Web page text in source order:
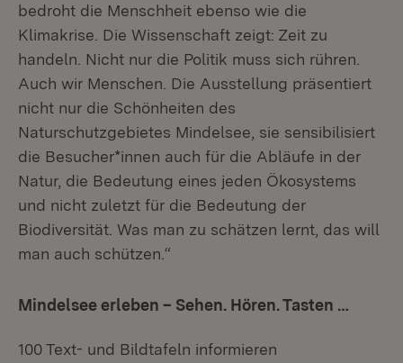
bedroht die Menschheit ebenso wie die
Klimakrise. Die Wissenschaft zeigt: Zeit zu
handeln. Nicht nur die Politik muss sich rühren.
Auch wir Menschen. Die Ausstellung präsentiert
nicht nur die Schönheiten des
Naturschutzgebietes Mindelsee, sie sensibilisiert
die Besucher*innen auch für die Abläufe in der
Natur, die Bedeutung eines jeden Ökosystems
und nicht zuletzt für die Bedeutung der
Biodiversität. Was man zu schätzen lernt, das will
man auch schützen.“
Mindelsee erleben – Sehen. Hören. Tasten …
100 Text- und Bildtafeln informieren